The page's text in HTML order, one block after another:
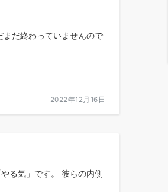
だ終わっていませんので
2022年12月16日
る気」です。 彼らの内側